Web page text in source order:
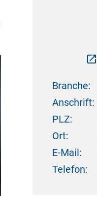
Branche:
Anschrift:
PLZ:
Ort:
E-Mail:
Telefon: